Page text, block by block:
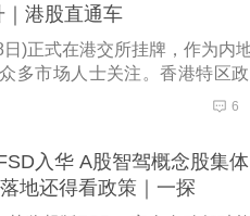
港股直通车
)正式在港交所挂牌，作为内
多市场人士关注。香港特区政
地创科实力过硬的领军企业
、提升全球能见度。Momenta
Momenta与上汽智己采取互相
务上汽集团多个品牌，也能反
6
入华 A股智驾概念股集体
地还得看政策｜一探